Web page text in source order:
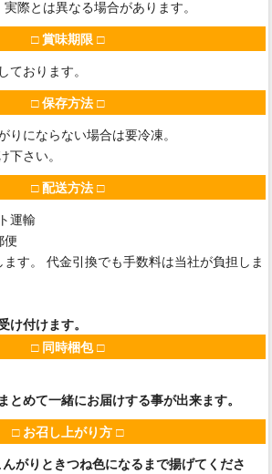
際とは異なる場合があります。
□ 賞味期限 □
ております。
□ 保存方法 □
りにならない場合は要冷凍。
下さい。
□ 配送方法 □
運輸
便
す。 代金引換でも手数料は当社が負担しま
け付けます。
□ 同時梱包 □
とめて一緒にお届けする事が出来ます。
□ お召し上がり方 □
がりときつね色になるまで揚げてくださ